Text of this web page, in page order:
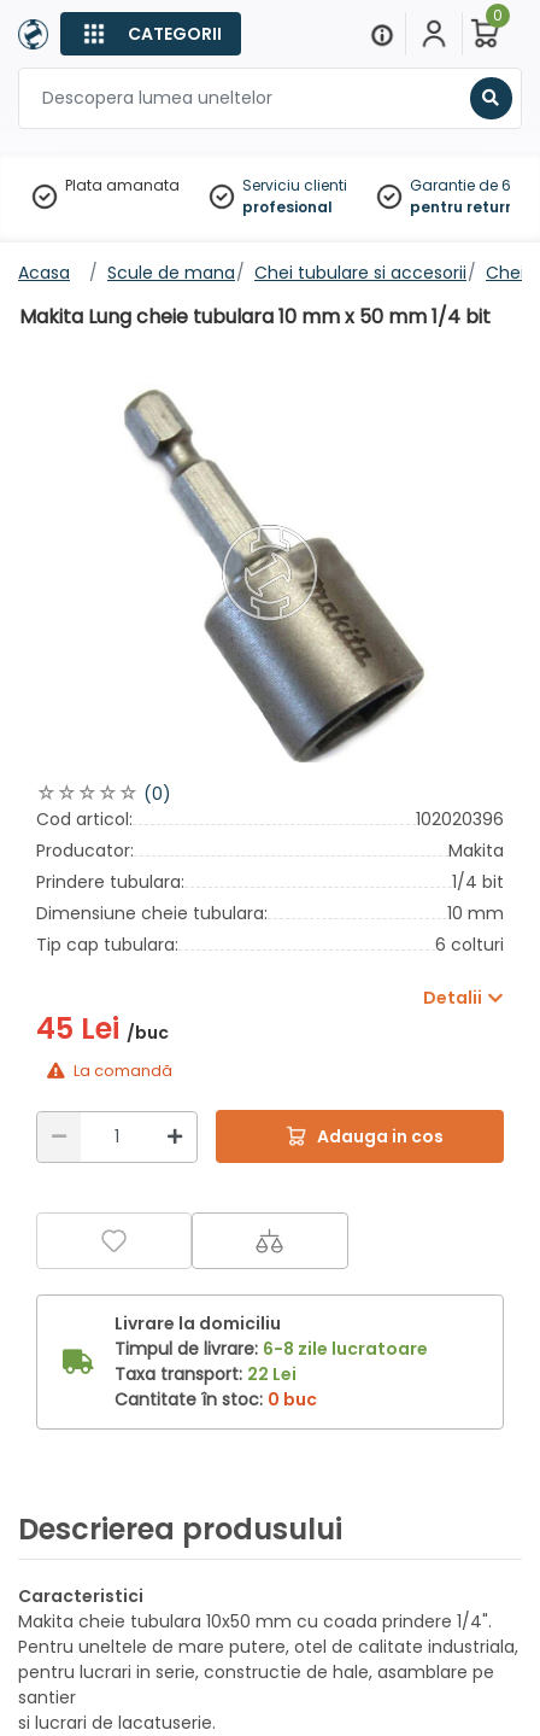
CATEGORII
0
Plata amanata
Serviciu clienti
profesional
Garantie de 60
pentru
Acasa Scule de mana Chei tubulare si accesorii Chei
Makita Lung cheie tubulara 10 mm x 50 mm 1/4 bit
(0)
Cod articol:
102020396
Producator:
Makita
Prindere tubulara:
1/4 bit
Dimensiune cheie tubulara:
10 mm
Tip cap tubulara:
6 colturi
Detalii
45 Lei /buc
La comandă
Adauga in cos
Livrare la domiciliu
Timpul de livrare: 6-8 zile lucratoare
Taxa transport: 22 Lei
Cantitate în stoc: 0 buc
Descrierea produsului
Caracteristici
Makita cheie tubulara 10x50 mm cu coada prindere 1/4".
Pentru uneltele de mare putere, otel de calitate industriala,
pentru lucrari in serie, constructie de hale, asamblare pe
santier
si lucrari de lacatuserie.